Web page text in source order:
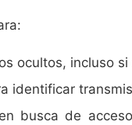
ocultos, incluso
identificar
busca de